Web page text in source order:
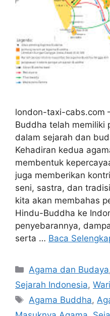
london-taxi-cabs.com
Buddha telah memiliki
dalam sejarah dan
Kehadiran kedua
membentuk
juga memberikan
seni, sastra, dan
kita akan membahas
Hindu-Buddha ke
penyebarannya,
serta … Baca
Kategori
Agama dan Budaya
Sejarah Indonesia,
Tag
Agama Buddha,